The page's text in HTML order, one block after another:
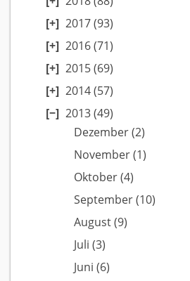
2017(93)
2016(71)
2015(69)
2014(57)
2013(49)
Dezember(2)
November(1)
Oktober(4)
September(10)
August(9)
Juli (3)
Juni (6)